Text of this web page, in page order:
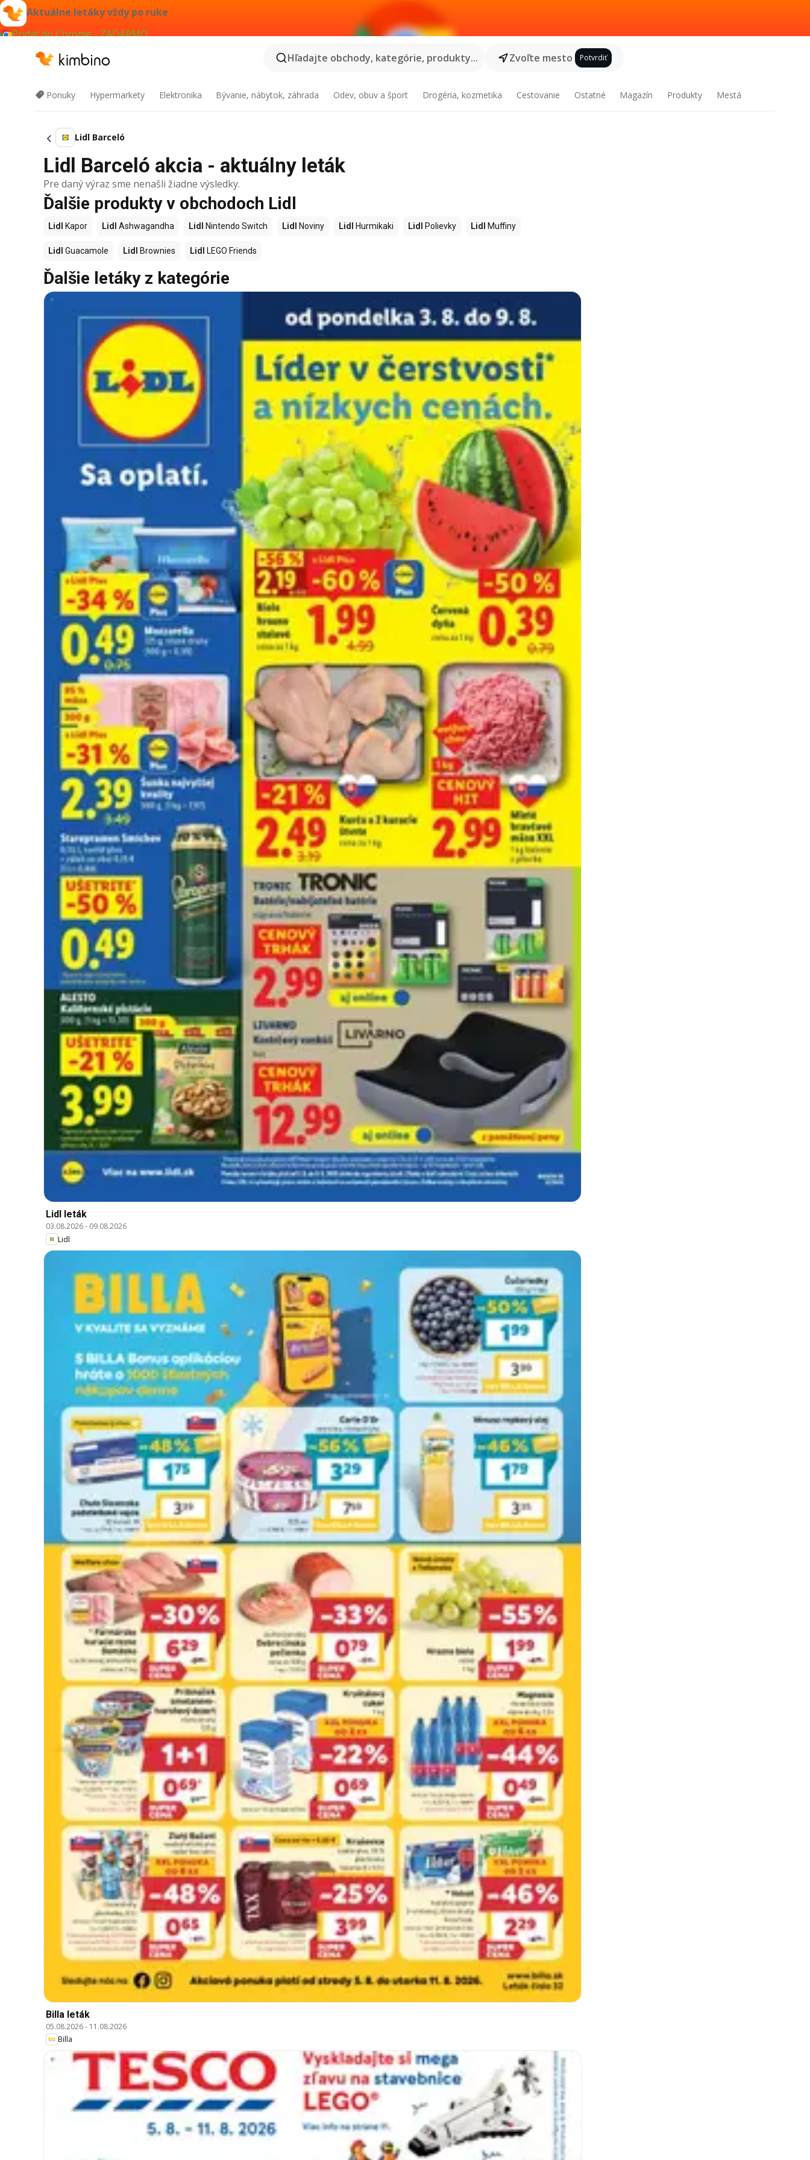
Aktuálne letáky vždy po ruke
Pridať do Chrome - ZADARMO
Hľadajte obchody, kategórie, produkty...
Zvoľte mesto Potvrdiť
Ponuky Hypermarkety Elektronika Bývanie, nábytok, záhrada Odev, obuv a šport Drogéria, kozmetika Cestovanie Ostatné Magazín Produkty Mestá
Lidl Barceló
Lidl Barceló akcia - aktuálny leták
Pre daný výraz sme nenašli žiadne výsledky.
Ďalšie produkty v obchodoch Lidl
Lidl Kapor Lidl Ashwagandha Lidl Nintendo Switch Lidl Noviny Lidl Hurmikaki Lidl Polievky Lidl Muffiny
Lidl Guacamole Lidl Brownies Lidl LEGO Friends
Ďalšie letáky z kategórie
Lidl leták
03.08.2026- 09.08.2026
Lidl
Billa leták
05.08.2026- 11.08.2026
Billa